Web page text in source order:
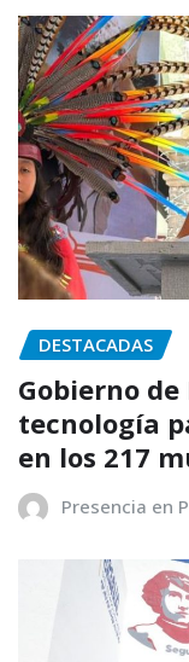
DESTACADAS
Gobierno
tecnología
en los 217
Presencia en